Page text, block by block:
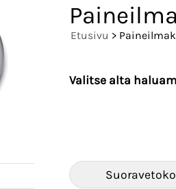
Etusivu >
Valitse alta